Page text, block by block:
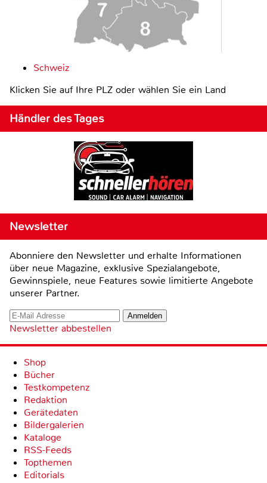
Schweiz
Klicken Sie auf Ihre PLZ oder wählen Sie ein Land
Händler des Tages
Newsletter
Abonniere den Newsletter und erhalte Informationen
über neue Magazine, exklusive Spezialangebote,
Gewinnspiele, neue Features sowie limitierte Angebote
unserer Partner.
Newsletter abbestellen
Shop
Bücher
Testkompetenz
Redaktion
Gerätedaten
Bildergalerien
Kataloge
RSS-Feeds
Topthemen
Editorials